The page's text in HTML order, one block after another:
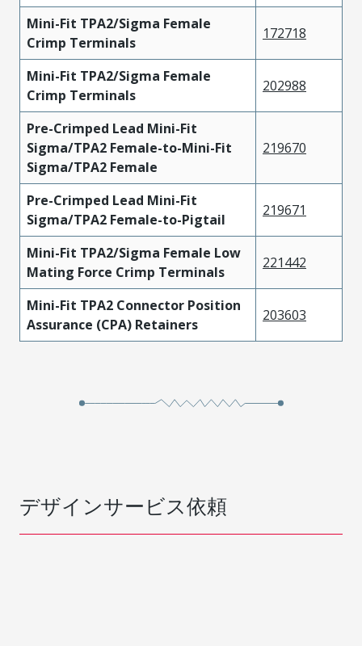
Mini-Fit TPA2/Sigma Female
Crimp Terminals
172718
Mini-Fit TPA2/Sigma Female
Crimp Terminals
202988
Pre-Crimped Lead Mini-Fit
Sigma/TPA2 Female-to-Mini-Fit
Sigma/TPA2 Female
219670
Pre-Crimped Lead Mini-Fit
Sigma/TPA2 Female-to-Pigtail
219671
Mini-Fit TPA2/Sigma Female Low
Mating Force Crimp Terminals
221442
Mini-Fit TPA2 Connector Position
Assurance (CPA) Retainers
203603
デザインサービス依頼